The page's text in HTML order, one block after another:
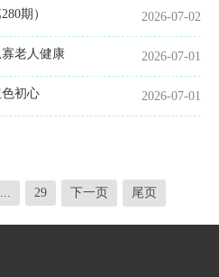
期） 2026-07-02
老人健康 2026-07-01
初心 2026-07-01
... 29 下一页 尾页